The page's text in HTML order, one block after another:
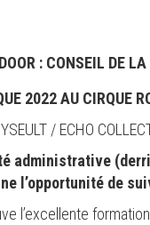
: CONSEIL DE
2022 AU CIRQUE
/ ECHO
administrative
l’opportunité de
l’excellente